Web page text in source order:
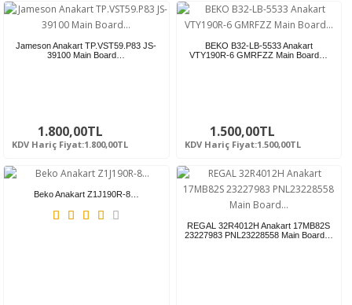
Jameson Anakart TP.VST59.P83 JS-
39100 Main Board…
1.800,00TL
KDV Hariç Fiyat:1.800,00TL
BEKO B32-LB-5533 Anakart
VTY190R-6 GMRFZZ Main Board…
1.500,00TL
KDV Hariç Fiyat:1.500,00TL
Beko Anakart Z1J190R-8…
REGAL 32R4012H Anakart 17MB82S
23227983 PNL23228558 Main Board…